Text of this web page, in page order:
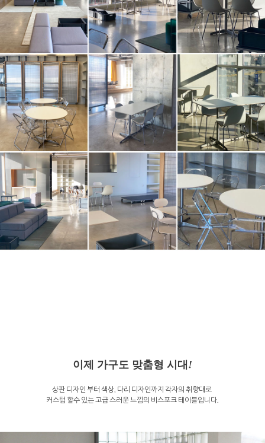
이제 가구도 맞춤형 시대 !
상판 디자인 부터 색상, 다리 디자인까지 각자의 취향대로
커스텀 할수 있는 고급 스러운 느낌의 비스포크 테이블입니다.